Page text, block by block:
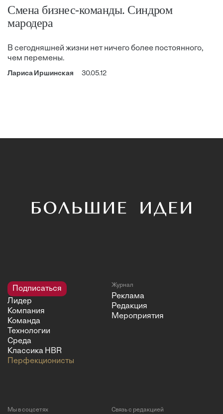
Смена бизнес-команды. Синдром
мародера
В сегодняшней жизни нет ничего более постоянного,
чем перемены.
Лариса Иршинская 30.05.12
Подписаться
Лидер
Компания
Команда
Технологии
Среда
Классика HBR
Перфекционисты
Журнал
Реклама
Редакция
Мероприятия
Мы в соцсетях Связь с редакцией